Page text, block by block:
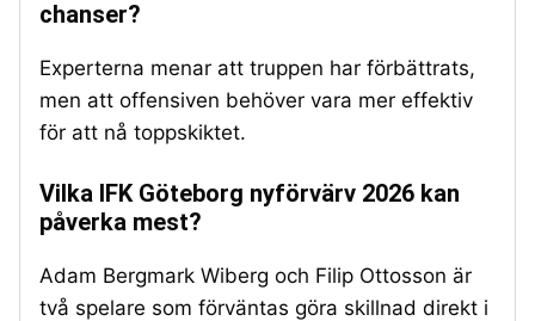
chanser?
Experterna menar att truppen har förbättrats,
men att offensiven behöver vara mer effektiv
för att nå toppskiktet.
Vilka IFK Göteborg nyförvärv 2026 kan
påverka mest?
Adam Bergmark Wiberg och Filip Ottosson är
två spelare som förväntas göra skillnad direkt i